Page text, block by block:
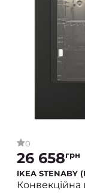
0
26 658грн
IKEA